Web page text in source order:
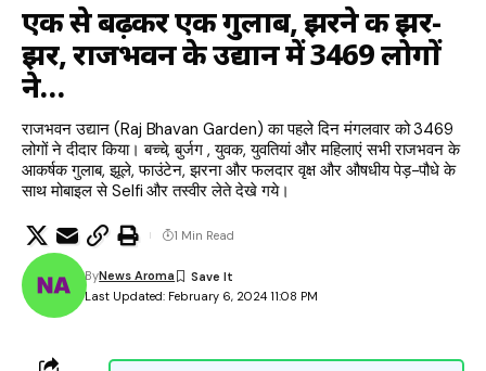
एक से बढ़कर एक गुलाब, झरने की झर-
झर, राजभवन के उद्यान में 3469 लोगों
ने…
राजभवन उद्यान (Raj Bhavan Garden) का पहले दिन मंगलवार को 3469
लोगों ने दीदार किया। बच्चे, बुर्जग , युवक, युवतियां और महिलाएं सभी राजभवन के
आकर्षक गुलाब, झूले, फाउंटेन, झरना और फलदार वृक्ष और औषधीय पेड़-पौधे के
साथ मोबाइल से Selfi और तस्वीर लेते देखे गये।
Last Updated: February 6, 2024 11:08 PM
ByNews Aroma
1 Min Read